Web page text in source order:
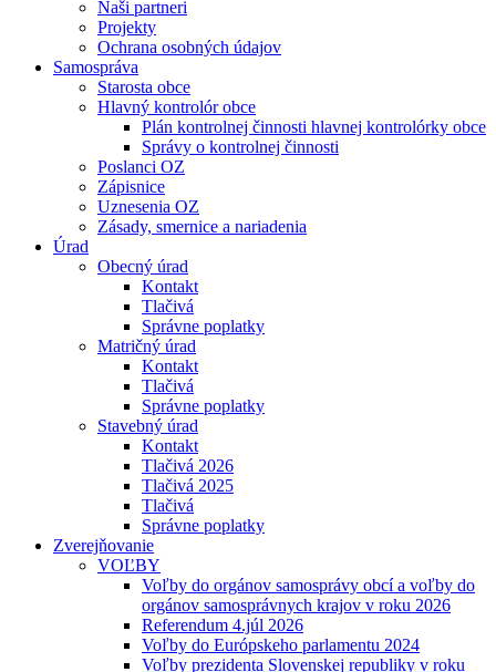
Naši partneri
Projekty
Ochrana osobných údajov
Samospráva
Starosta obce
Hlavný kontrolór obce
Plán kontrolnej činnosti hlavnej kontrolórky obce
Správy o kontrolnej činnosti
Poslanci OZ
Zápisnice
Uznesenia OZ
Zásady, smernice a nariadenia
Úrad
Obecný úrad
Kontakt
Tlačivá
Správne poplatky
Matričný úrad
Kontakt
Tlačivá
Správne poplatky
Stavebný úrad
Kontakt
Tlačivá 2026
Tlačivá 2025
Tlačivá
Správne poplatky
Zverejňovanie
VOĽBY
Voľby do orgánov samosprávy obcí a voľby do
orgánov samosprávnych krajov v roku 2026
Referendum 4.júl 2026
Voľby do Európskeho parlamentu 2024
Voľby prezidenta Slovenskej republiky v roku